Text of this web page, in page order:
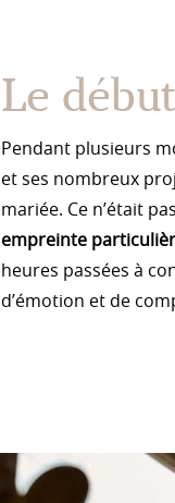
Le
Pendant plusieurs
et ses nombreux
mariée. Ce n’était
empreinte
heures passées à
d’émotion et de